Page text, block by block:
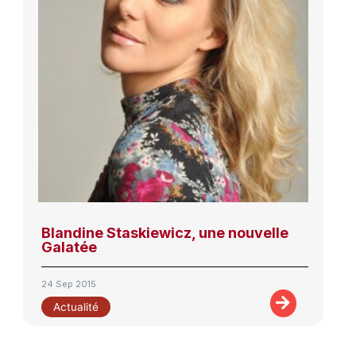
Blandine Staskiewicz, une nouvelle
Galatée
24 Sep 2015
Actualité